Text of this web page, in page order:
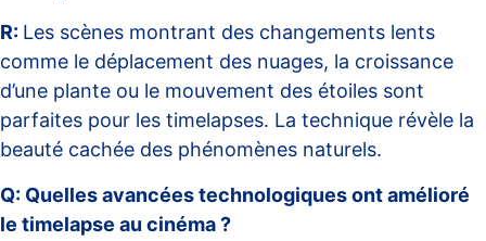
R: Les scènes montrant des changements lents
comme le déplacement des nuages, la croissance
d’une plante ou le mouvement des étoiles sont
parfaites pour les timelapses. La technique révèle la
beauté cachée des phénomènes naturels.
Q: Quelles avancées technologiques ont amélioré
le timelapse au cinéma ?